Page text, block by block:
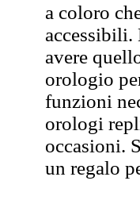
a coloro
accessibili.
avere
orologio
funzioni
orologi
occasioni.
un regalo